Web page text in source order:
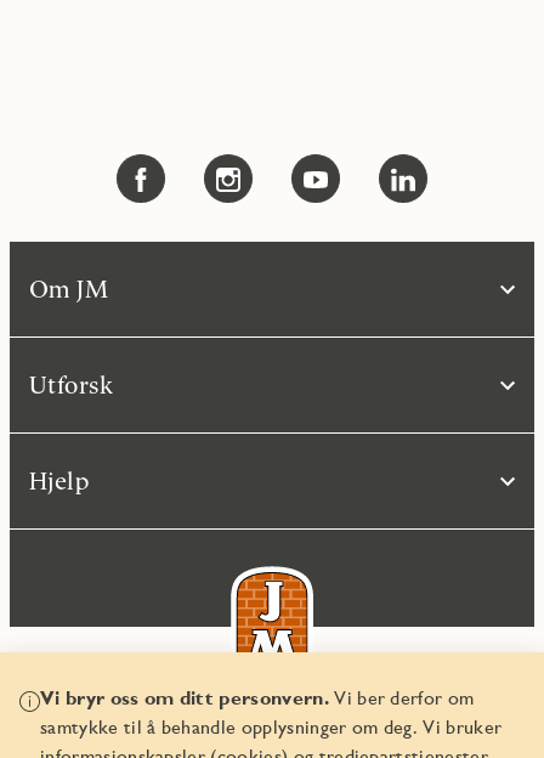
Vi bryr oss om ditt personvern.Vi ber derfor om
samtykke til å behandle opplysninger om deg. Vi bruker
Om JM
Utforsk
Hjelp
© JM Norge AS 2026